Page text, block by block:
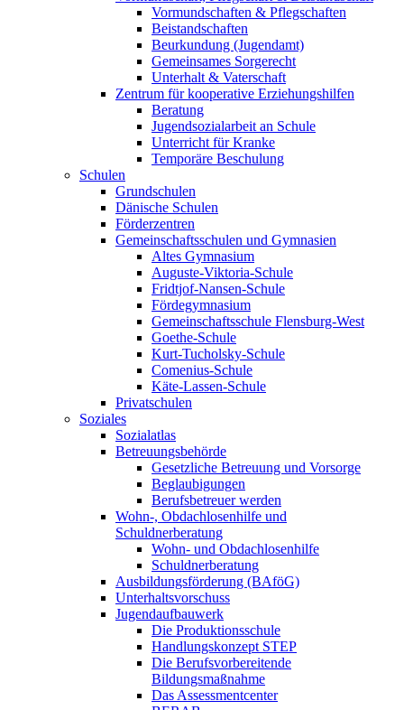
Vormundschaften & Pflegschaften
Beistandschaften
Beurkundung (Jugendamt)
Gemeinsames Sorgerecht
Unterhalt & Vaterschaft
Zentrum für kooperative Erziehungshilfen
Beratung
Jugendsozialarbeit an Schule
Unterricht für Kranke
Temporäre Beschulung
Schulen
Grundschulen
Dänische Schulen
Förderzentren
Gemeinschaftsschulen und Gymnasien
Altes Gymnasium
Auguste-Viktoria-Schule
Fridtjof-Nansen-Schule
Fördegymnasium
Gemeinschaftsschule Flensburg-West
Goethe-Schule
Kurt-Tucholsky-Schule
Comenius-Schule
Käte-Lassen-Schule
Privatschulen
Soziales
Sozialatlas
Betreuungsbehörde
Gesetzliche Betreuung und Vorsorge
Beglaubigungen
Berufsbetreuer werden
Wohn-, Obdachlosenhilfe und
Schuldnerberatung
Wohn- und Obdachlosenhilfe
Schuldnerberatung
Ausbildungsförderung (BAföG)
Unterhaltsvorschuss
Jugendaufbauwerk
Die Produktionsschule
Handlungskonzept STEP
Die Berufsvorbereitende
Bildungsmaßnahme
Das Assessmentcenter